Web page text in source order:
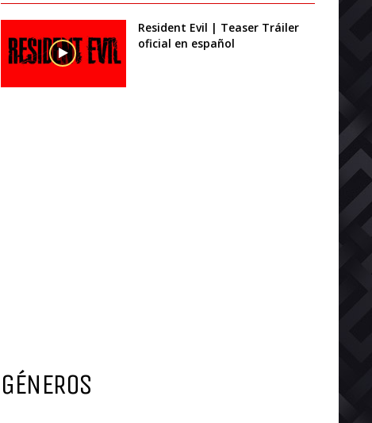
Resident Evil | Teaser Tráiler
oficial en español
GÉNEROS